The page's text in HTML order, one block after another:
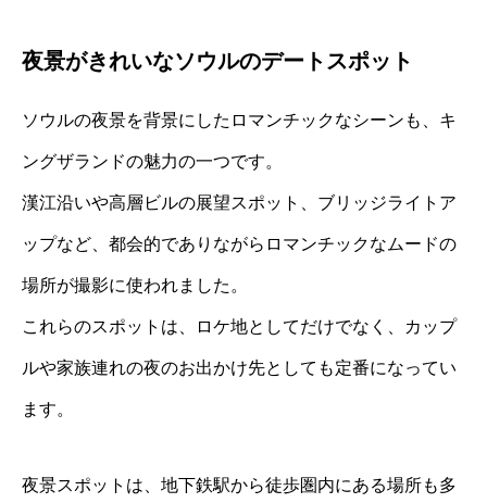
夜景がきれいなソウルのデートスポット
ソウルの夜景を背景にしたロマンチックなシーンも、キ
ングザランドの魅力の一つです。
漢江沿いや高層ビルの展望スポット、ブリッジライトア
ップなど、都会的でありながらロマンチックなムードの
場所が撮影に使われました。
これらのスポットは、ロケ地としてだけでなく、カップ
ルや家族連れの夜のお出かけ先としても定番になってい
ます。
夜景スポットは、地下鉄駅から徒歩圏内にある場所も多